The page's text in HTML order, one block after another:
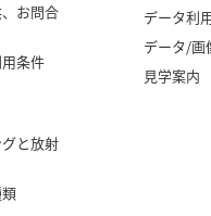
お問合
条件
と放射
データ利
データ/画
見学案内